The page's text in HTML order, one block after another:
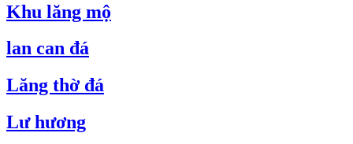
Khu lăng mộ
lan can đá
Lăng thờ đá
Lư hương